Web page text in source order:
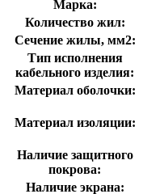
Марка:
Количество жил:
Сечение жилы, мм2:
Тип исполнения
кабельного изделия:
Материал оболочки:
Материал изоляции:
Наличие защитного
покрова:
Наличие экрана: